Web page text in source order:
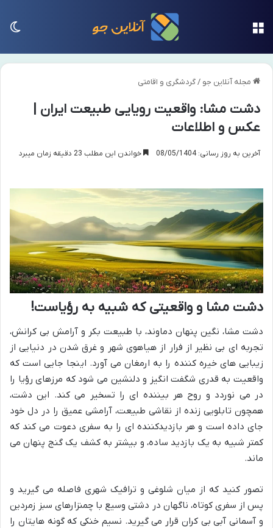
مجله آنلاین جو /گردشگری و اقامتی
دشت مشا: واقعیت رویایی طبیعت ایران |
عکس و اطلاعات
آخرین به روز رسانی: 08/05/1404 خواندن این مطلب 23 دقیقه زمان میبرد
دشت مشا و واقعیتی که شبیه به رؤیاست!
دشت مشا، نگین پنهان دماوند، با طبیعت بکر و آرامش بی کرانش،
تجربه ای بی نظیر از فرار از هیاهوی شهر و غرق شدن در دنیایی از
زیبایی های خیره کننده را به ارمغان می آورد. اینجا جایی است که
واقعیت به قدری شگفت انگیز و دلنشین می شود که مرزهای رؤیا را
در می نوردد و روح هر بیننده ای را تسخیر می کند. این دشت،
همچون تابلویی زنده از نقاشی طبیعت، آرامشی عمیق را در دل خود
جای داده است و هر بازدیدکننده ای را به سفری دعوت می کند که
کمتر شبیه به یک بازدید ساده، و بیشتر به کشف یک گنج پنهان می
ماند.
تصور کنید که از میان شلوغی و ترافیک شهری فاصله می گیرید و
پس از سفری کوتاه، ناگهان در دشتی وسیع با چمنزارهای سبز زمردین
و آسمانی آبی بی کران قرار می گیرید. نسیم خنکی که گونه هایتان را